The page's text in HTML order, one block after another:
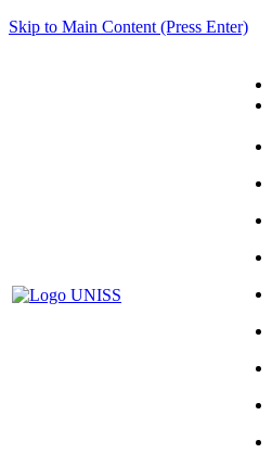
Skip to Main Content (Press Enter)